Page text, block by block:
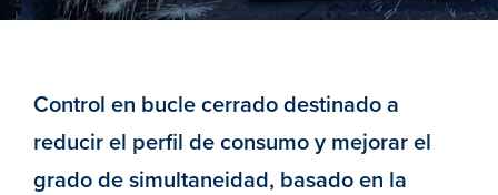
Control en bucle cerrado destinado a
reducir el perfil de consumo y mejorar el
grado de simultaneidad, basado en la